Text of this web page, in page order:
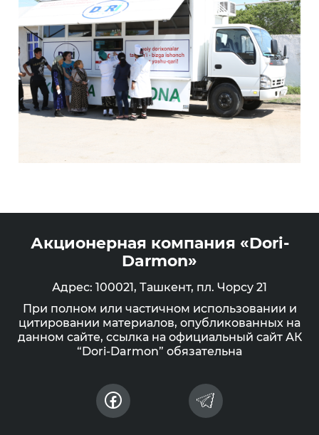
Акционерная компания «Dori-
Darmon»
Адрес: 100021, Ташкент, пл. Чорсу 21
При полном или частичном использовании и
цитировании материалов, опубликованных на
данном сайте, ссылка на официальный сайт АК
“Dori-Darmon” обязательна